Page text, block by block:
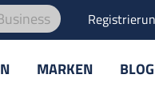
MARKEN BLOG